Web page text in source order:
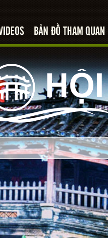
BẢN ĐỒ THAM QUAN